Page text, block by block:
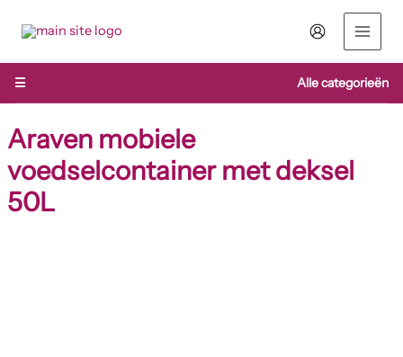
naar
inhoud
☰
Alle categorieën
Araven mobiele
voedselcontainer met deksel
50L